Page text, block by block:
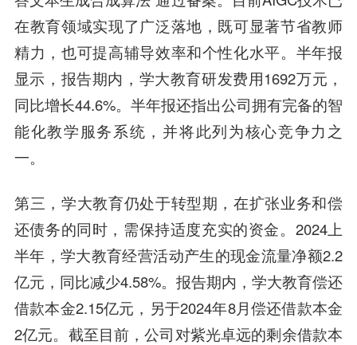
在教育领域实现了广泛落地，既可显著节省教师
精力，也可提高辅导效率和个性化水平。半年报
显示，报告期内，学大教育研发费用1692万元，
同比增长44.6%。半年报还指出公司拥有完备的智
能化教学服务系统，并将此列为核心竞争力之
一。
第三，学大教育仍处于转型期，在扩张业务和偿
还债务的同时，需保持适度充实的资金。2024上
半年，学大教育经营活动产生的现金流量净额2.2
亿元，同比减少4.58%。报告期内，学大教育偿还
借款本金2.15亿元，另于2024年8月偿还借款本金
2亿元。截至目前，公司对紫光卓远的剩余借款本